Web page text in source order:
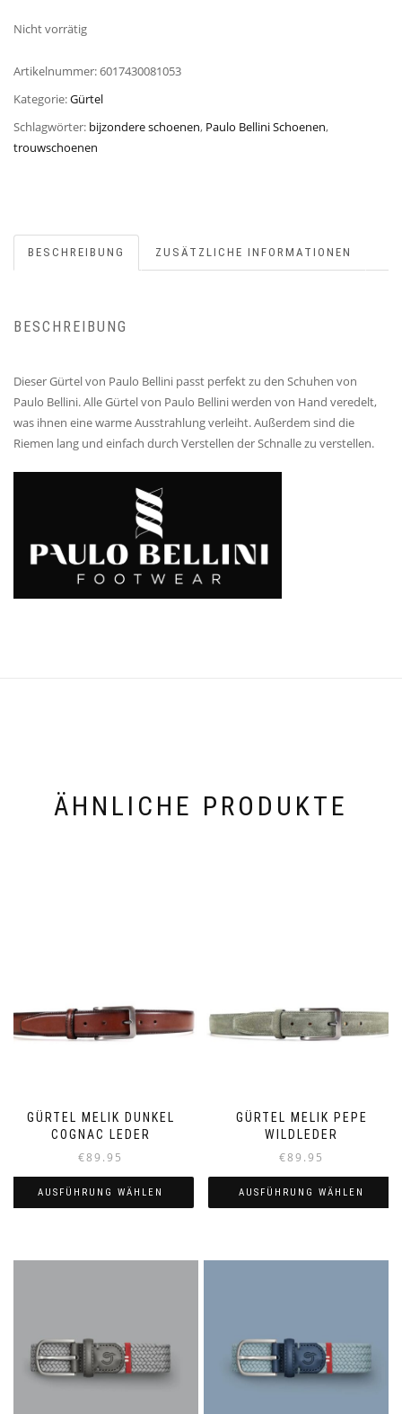
Nicht vorrätig
Artikelnummer:6017430081053
Kategorie:Gürtel
Schlagwörter: bijzondere schoenen, Paulo Bellini Schoenen,
trouwschoenen
BESCHREIBUNG ZUSÄTZLICHE INFORMATIONEN
BESCHREIBUNG
Dieser Gürtel von Paulo Bellini passt perfekt zu den Schuhen von
Paulo Bellini. Alle Gürtel von Paulo Bellini werden von Hand veredelt,
was ihnen eine warme Ausstrahlung verleiht. Außerdem sind die
Riemen lang und einfach durch Verstellen der Schnalle zu verstellen.
ÄHNLICHE PRODUKTE
GÜRTEL MELIK DUNKEL
COGNAC LEDER
€89.95
AUSFÜHRUNG WÄHLEN
weist
Optionen
können
auf
GÜRTEL MELIK PEPE
WILDLEDER
€89.95
AUSFÜHRUNG WÄHLEN
weist
Optionen
können
auf